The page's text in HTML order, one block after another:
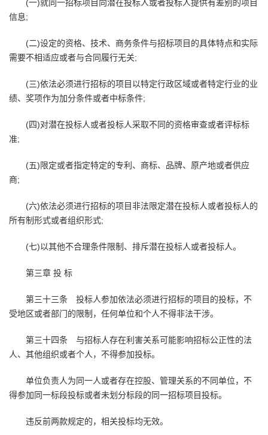
(一)就同一招标项目向潜在投标人或者投标人提供有差别的项目
信息;
(二)设定的资格、技术、商务条件与招标项目的具体特点和实际
需要不相适应或者与合同履行无关;
(三)依法必须进行招标的项目以特定行政区域或者特定行业的业
绩、奖项作为加分条件或者中标条件;
(四)对潜在投标人或者投标人采取不同的资格审查或者评标标
准;
(五)限定或者指定特定的专利、商标、品牌、原产地或者供应
商;
(六)依法必须进行招标的项目非法限定潜在投标人或者投标人的
所有制形式或者组织形式;
(七)以其他不合理条件限制、排斥潜在投标人或者投标人。
第三章 投 标
第三十三条 投标人参加依法必须进行招标的项目的投标，不
受地区或者部门的限制，任何单位和个人不得非法干涉。
第三十四条 与招标人存在利害关系可能影响招标公正性的法
人、其他组织或者个人，不得参加投标。
单位负责人为同一人或者存在控股、管理关系的不同单位，不
得参加同一标段投标或者未划分标段的同一招标项目投标。
违反前两款规定的，相关投标均无效。